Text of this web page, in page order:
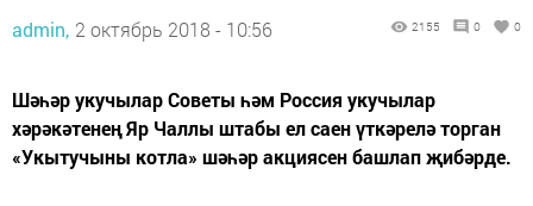
admin, 2 октябрь 2018 - 10:56 2155 0 0
Шәһәр укучылар Советы һәм Россия укучылар
хәрәкәтенең Яр Чаллы штабы ел саен үткәрелә торган
«Укытучыны котла» шәһәр акциясен башлап җибәрде.